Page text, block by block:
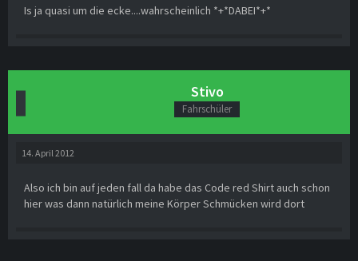
Is ja quasi um die ecke....wahrscheinlich *+*DABEI*+*
Stivo
Fahrschüler
14. April 2012
Also ich bin auf jeden fall da habe das Code red Shirt auch schon
hier was dann natürlich meine Körper Schmücken wird dort